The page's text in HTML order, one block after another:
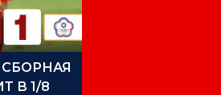
В 1/8